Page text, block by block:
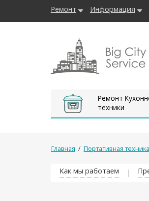
Ремонт Информация
Ремонт
техники
Главная / Портативная техника
Как мы работаем